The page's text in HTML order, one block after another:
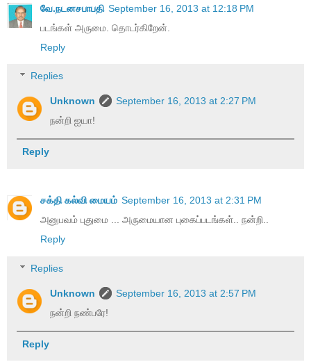
வே.நடனசபாபதி September 16, 2013 at 12:18 PM
படங்கள் அருமை. தொடர்கிறேன்.
Reply
Replies
Unknown
September 16, 2013 at 2:27 PM
நன்றி ஐயா!
Reply
சக்தி கல்வி மையம் September 16, 2013 at 2:31 PM
அனுபவம் புதுமை ... அருமையான புகைப்படங்கள்.. நன்றி..
Reply
Replies
Unknown
September 16, 2013 at 2:57 PM
நன்றி நண்பரே!
Reply